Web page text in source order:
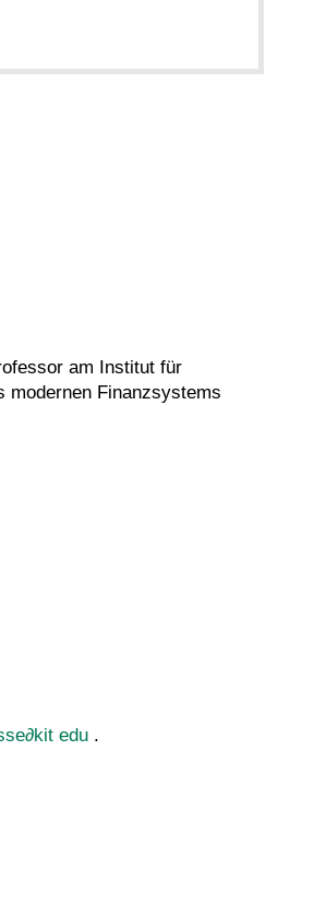
am Institut für
modernen Finanzsystems
∂kit edu .